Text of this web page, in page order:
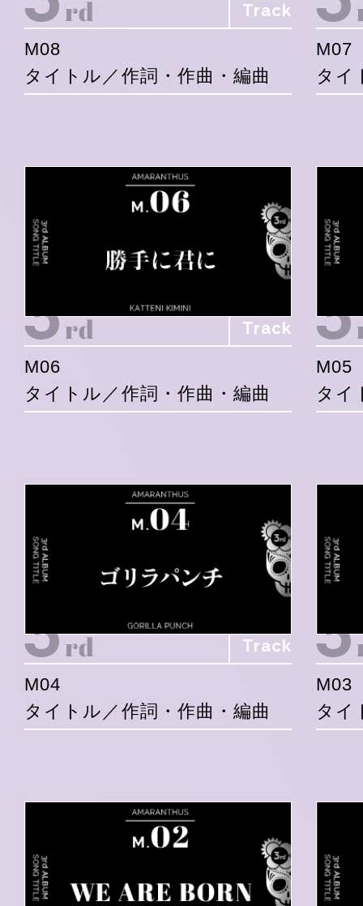
Track
M08
タイトル／作詞・作曲・編曲
M07
タイ
Track
M06
タイトル／作詞・作曲・編曲
M05
タイ
Track
M04
タイトル／作詞・作曲・編曲
M03
タイ